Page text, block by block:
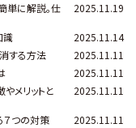
単に解説。仕
2025.11.19
識
2025.11.14
する方法
2025.11.11
2025.11.11
やメリットと
2025.11.11
７つの対策
2025.11.11